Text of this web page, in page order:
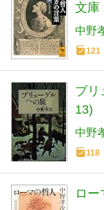
文庫
中野
121
ブリ
13)
中野
118
ロ